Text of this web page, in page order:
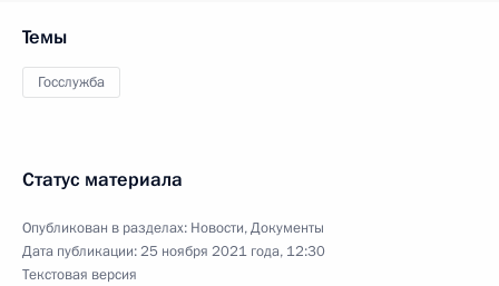
Темы
Госслужба
Статус материала
Опубликован в разделах: Новости,Документы
Дата публикации:25 ноября 2021 года, 12:30
Текстовая версия